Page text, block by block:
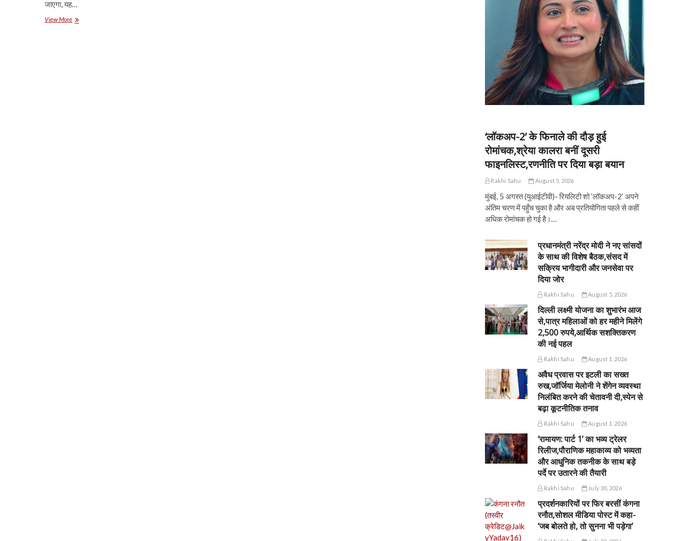
जाएगा, यह…
View Moreकोविड-19
‘लॉकअप-2’ के फिनाले की दौड़ हुई
रोमांचक,श्रेया कालरा बनीं दूसरी
फाइनलिस्ट,रणनीति पर दिया बड़ा बयान
Rakhi Sahu August 5, 2026
मुंबई, 5 अगस्त (युआईटीवी)- रियलिटी शो ‘लॉकअप-2’ अपने
अंतिम चरण में पहुँच चुका है और अब प्रतियोगिता पहले से कहीं
अधिक रोमांचक हो गई है।…
प्रधानमंत्री नरेंद्र मोदी ने नए सांसदों
के साथ की विशेष बैठक,संसद में
सक्रिय भागीदारी और जनसेवा पर
दिया जोर
Rakhi Sahu August 5, 2026
दिल्ली लक्ष्मी योजना का शुभारंभ आज
से,पात्र महिलाओं को हर महीने मिलेंगे
2,500 रुपये,आर्थिक सशक्तिकरण
की नई पहल
Rakhi Sahu August 1, 2026
अवैध प्रवास पर इटली का सख्त
रुख,जॉर्जिया मेलोनी ने शेंगेन व्यवस्था
निलंबित करने की चेतावनी दी,स्पेन से
बढ़ा कूटनीतिक तनाव
Rakhi Sahu August 1, 2026
‘रामायण: पार्ट 1’ का भव्य ट्रेलर
रिलीज,पौराणिक महाकाव्य को भव्यता
और आधुनिक तकनीक के साथ बड़े
पर्दे पर उतारने की तैयारी
Rakhi Sahu July 30, 2026
प्रदर्शनकारियों पर फिर बरसीं कंगना
रनौत,सोशल मीडिया पोस्ट में कहा-
‘जब बोलते हो, तो सुनना भी पड़ेगा’